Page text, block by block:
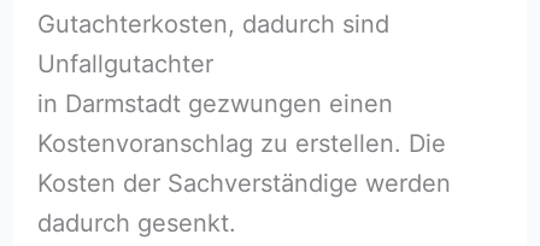
Gutachterkosten, dadurch sind
Unfallgutachter
in Darmstadt gezwungen einen
Kostenvoranschlag zu erstellen. Die
Kosten der Sachverständige werden
dadurch gesenkt.